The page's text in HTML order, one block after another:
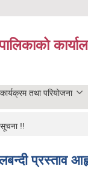
कार्यक्रम तथा परियोजना
सूचना !!
प्रस्ताव